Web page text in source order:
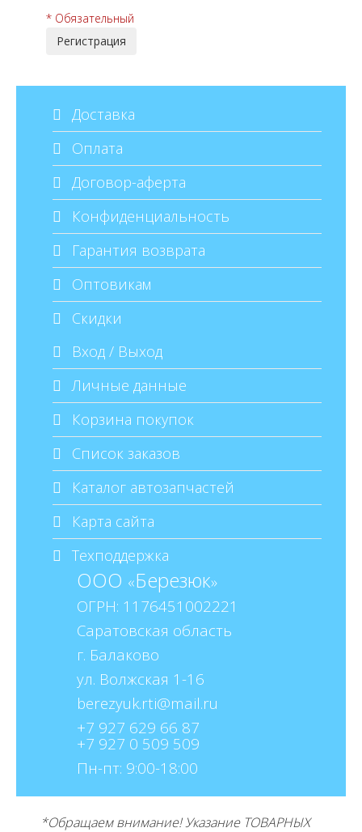
* Обязательный
Доставка
Оплата
Договор-аферта
Конфиденциальность
Гарантия возврата
Оптовикам
Скидки
Вход / Выход
Личные данные
Корзина покупок
Список заказов
Каталог автозапчастей
Карта сайта
Техподдержка
ООО «Березюк»
ОГРН: 1176451002221
Саратовская область
г. Балаково
ул. Волжская 1-16
+7 927 629 66 87
+7 927 0 509 509
Пн-пт: 9:00-18:00
*Обращаем внимание! Указание ТОВАРНЫХ